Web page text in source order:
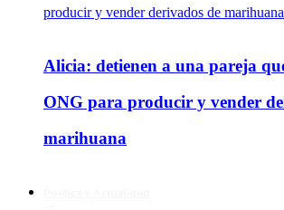
Alicia: detienen a una pareja
ONG para producir y vender
marihuana